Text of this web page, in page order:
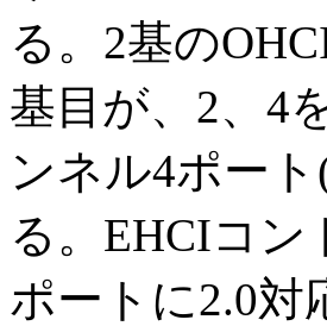
る。2基の
基目が、2、4
ンネル4ポー
る。EHCIコ
ポートに2.0対